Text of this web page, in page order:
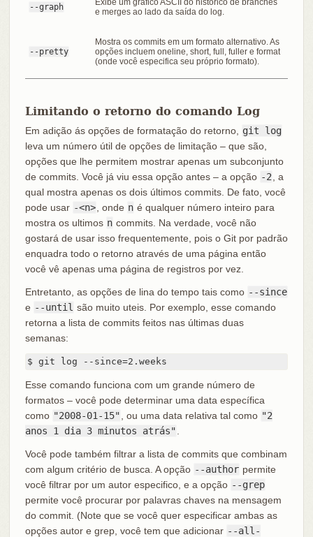
--graph
e merges ao lado da saída do log.
--pretty
Mostra os commits em um formato alternativo. As
opções incluem oneline, short, full, fuller e format
(onde você especifica seu próprio formato).
Limitando o retorno do comando Log
Em adição ás opções de formatação do retorno,
git log
leva um número útil de opções de limitação – que são,
opções que lhe permitem mostrar apenas um subconjunto
de commits. Você já viu essa opção antes – a opção -2
, a
qual mostra apenas os dois últimos commits. De fato, você
pode usar -<n> , onde n é qualquer número inteiro para
mostra os ultimos n commits. Na verdade, você não
gostará de usar isso frequentemente, pois o Git por padrão
enquadra todo o retorno através de uma página então
você vê apenas uma página de registros por vez.
Entretanto, as opções de lina do tempo tais como --since
e --until são muito uteis. Por exemplo, esse comando
retorna a lista de commits feitos nas últimas duas
semanas:
$ git log --since=2.weeks
Esse comando funciona com um grande número de
formatos – você pode determinar uma data específica
como "2008-01-15" , ou uma data relativa tal como "2
anos 1 dia 3 minutos atrás"
Você pode também filtrar a lista de commits que combinam
com algum critério de busca. A opção --author permite
você filtrar por um autor especifico, e a opção --grep
permite você procurar por palavras chaves na mensagem
do commit. (Note que se você quer especificar ambas as
opções autor e grep, você tem que adicionar --all-